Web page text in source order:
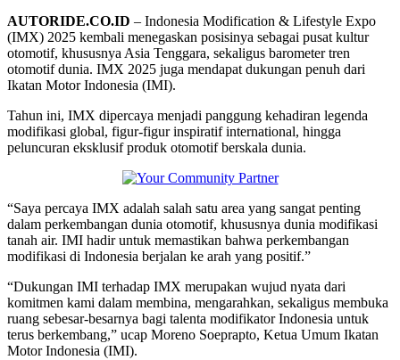
AUTORIDE.CO.ID – Indonesia Modification & Lifestyle Expo
(IMX) 2025 kembali menegaskan posisinya sebagai pusat kultur
otomotif, khususnya Asia Tenggara, sekaligus barometer tren
otomotif dunia. IMX 2025 juga mendapat dukungan penuh dari
Ikatan Motor Indonesia (IMI).
Tahun ini, IMX dipercaya menjadi panggung kehadiran legenda
modifikasi global, figur-figur inspiratif international, hingga
peluncuran eksklusif produk otomotif berskala dunia.
“Saya percaya IMX adalah salah satu area yang sangat penting
dalam perkembangan dunia otomotif, khususnya dunia modifikasi
tanah air. IMI hadir untuk memastikan bahwa perkembangan
modifikasi di Indonesia berjalan ke arah yang positif.”
“Dukungan IMI terhadap IMX merupakan wujud nyata dari
komitmen kami dalam membina, mengarahkan, sekaligus membuka
ruang sebesar-besarnya bagi talenta modifikator Indonesia untuk
terus berkembang,” ucap Moreno Soeprapto, Ketua Umum Ikatan
Motor Indonesia (IMI).